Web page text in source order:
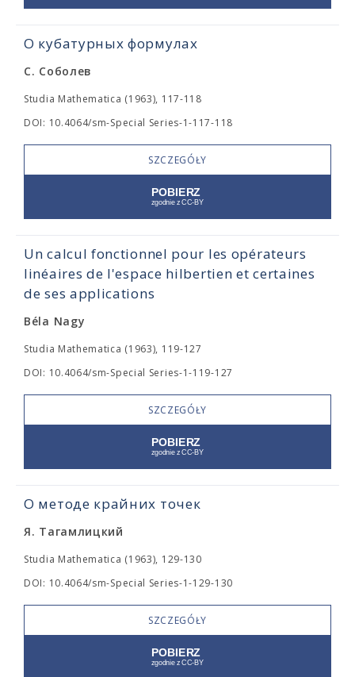
О кубатурных формулах
С. Соболев
Studia Mathematica (1963), 117-118
DOI: 10.4064/sm-Special Series-1-117-118
SZCZEGÓŁY
Un calcul fonctionnel pour les opérateurs
linéaires de l'espace hilbertien et certaines
de ses applications
Béla Nagy
Studia Mathematica (1963), 119-127
DOI: 10.4064/sm-Special Series-1-119-127
SZCZEGÓŁY
О методе крайних точек
Я. Тагамлицкий
Studia Mathematica (1963), 129-130
DOI: 10.4064/sm-Special Series-1-129-130
SZCZEGÓŁY